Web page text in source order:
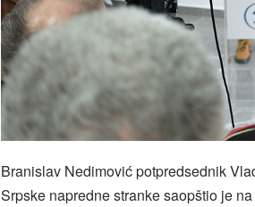
Branislav Nedimović potpredsednik
Srpske napredne stranke saopštio je